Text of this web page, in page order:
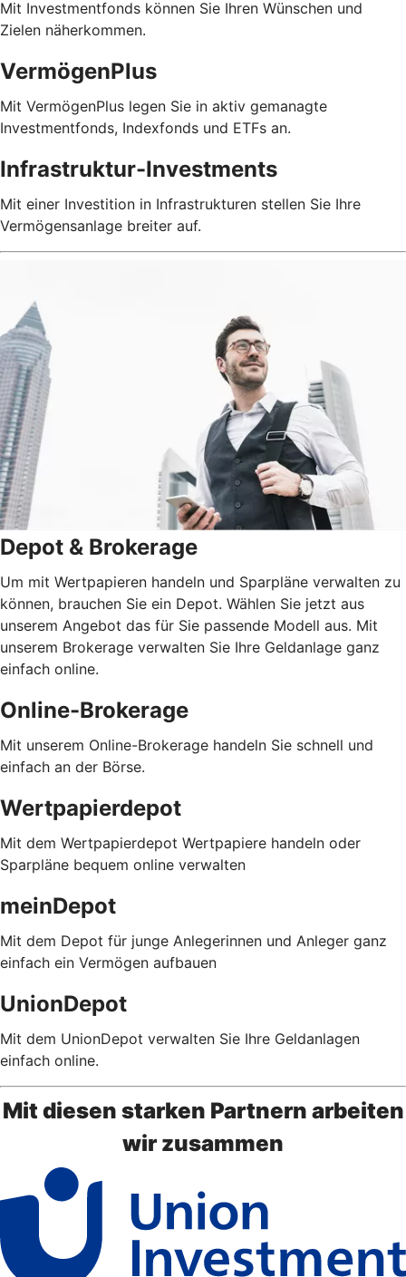
Mit Investmentfonds können Sie Ihren Wünschen und
Zielen näherkommen.
VermögenPlus
Mit VermögenPlus legen Sie in aktiv gemanagte
Investmentfonds, Indexfonds und ETFs an.
Infrastruktur-Investments
Mit einer Investition in Infrastrukturen stellen Sie Ihre
Vermögensanlage breiter auf.
Depot & Brokerage
Um mit Wertpapieren handeln und Sparpläne verwalten zu
können, brauchen Sie ein Depot. Wählen Sie jetzt aus
unserem Angebot das für Sie passende Modell aus. Mit
unserem Brokerage verwalten Sie Ihre Geldanlage ganz
einfach online.
Online-Brokerage
Mit unserem Online-Brokerage handeln Sie schnell und
einfach an der Börse.
Wertpapierdepot
Mit dem Wertpapierdepot Wertpapiere handeln oder
Sparpläne bequem online verwalten
meinDepot
Mit dem Depot für junge Anlegerinnen und Anleger ganz
einfach ein Vermögen aufbauen
UnionDepot
Mit dem UnionDepot verwalten Sie Ihre Geldanlagen
einfach online.
Mit diesen starken Partnern arbeiten
wir zusammen